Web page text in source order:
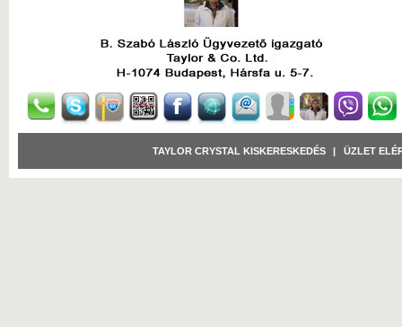
TAYLOR CRYSTAL KISKERESKEDÉS ÜZLET